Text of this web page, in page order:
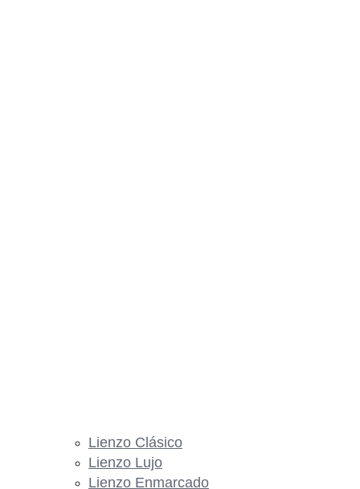
Lienzo Clásico
Lienzo Lujo
Lienzo Enmarcado